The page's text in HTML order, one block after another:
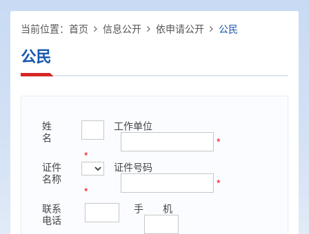
当前位置： 首页 信息公开 依申请公开 公民
公民
姓
名
*
工作单位
*
证件
名称
*
证件号码
*
联系
电话
手 机